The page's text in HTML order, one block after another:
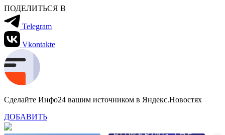
ПОДЕЛИТЬСЯ В
Telegram
Vkontakte
Сделайте Инфо24 вашим источником в Яндекс.Новостях
ДОБАВИТЬ